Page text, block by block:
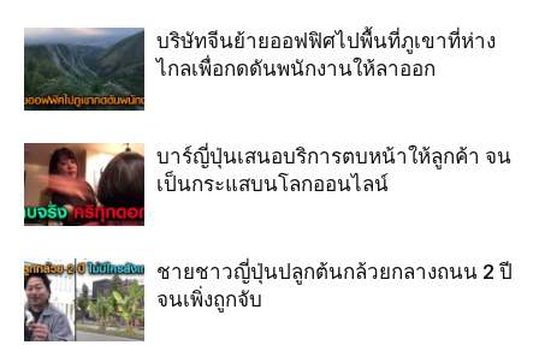
บริษัทจีนย้ายออฟฟิศไปพื้นที่ภูเขาที่ห่าง
ไกลเพื่อกดดันพนักงานให้ลาออก
บาร์ญี่ปุ่นเสนอบริการตบหน้าให้ลูกค้า จน
เป็นกระแสบนโลกออนไลน์
ชายชาวญี่ปุ่นปลูกต้นกล้วยกลางถนน 2 ปี
จนเพิ่งถูกจับ